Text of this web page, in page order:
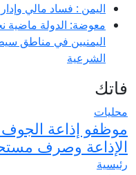
اليمن : فساد مالي
معوضة: الدولة ماضية
اليمنيين في مناطق
الشرعية
فاتك
محليات
موظفو إذاعة الجوف
الإذاعة وصرف
رئيسية